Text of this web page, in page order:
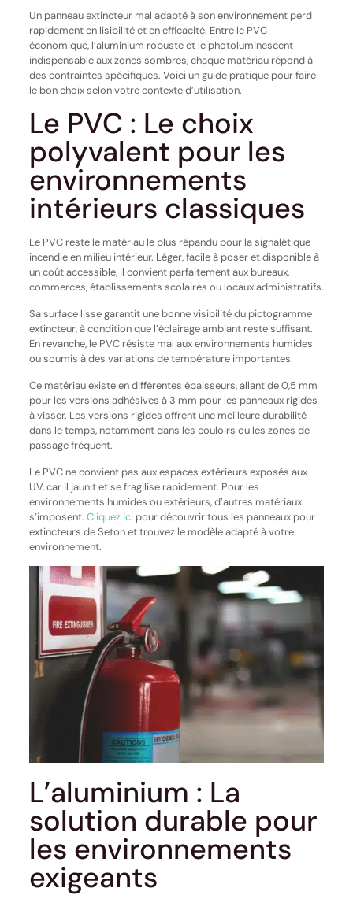
Un panneau extincteur mal adapté à son environnement perd
rapidement en lisibilité et en efficacité. Entre le PVC
économique, l’aluminium robuste et le photoluminescent
indispensable aux zones sombres, chaque matériau répond à
des contraintes spécifiques. Voici un guide pratique pour faire
le bon choix selon votre contexte d’utilisation.
Le PVC : Le choix
polyvalent pour les
environnements
intérieurs classiques
Le PVC reste le matériau le plus répandu pour la signalétique
incendie en milieu intérieur. Léger, facile à poser et disponible à
un coût accessible, il convient parfaitement aux bureaux,
commerces, établissements scolaires ou locaux administratifs.
Sa surface lisse garantit une bonne visibilité du pictogramme
extincteur, à condition que l’éclairage ambiant reste suffisant.
En revanche, le PVC résiste mal aux environnements humides
ou soumis à des variations de température importantes.
Ce matériau existe en différentes épaisseurs, allant de 0,5 mm
pour les versions adhésives à 3 mm pour les panneaux rigides
à visser. Les versions rigides offrent une meilleure durabilité
dans le temps, notamment dans les couloirs ou les zones de
passage fréquent.
Le PVC ne convient pas aux espaces extérieurs exposés aux
UV, car il jaunit et se fragilise rapidement. Pour les
environnements humides ou extérieurs, d’autres matériaux
s’imposent. Cliquez icipour découvrir tous les panneaux pour
extincteurs de Seton et trouvez le modèle adapté à votre
environnement.
L’aluminium : La
solution durable pour
les environnements
exigeants